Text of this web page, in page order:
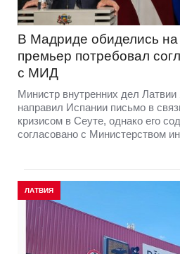
В Мадриде обиделись
премьер потребовал
с МИД
Министр внутренних дел
направил Испании письмо в
кризисом в Сеуте, однако его
согласовано с Министерством
ЛАТВИЯ